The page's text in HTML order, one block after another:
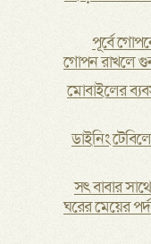
পূর্বে
গোপন রাখলে
মোবাইলের
ডাইনিং
সৎ বাবার
ঘরের মেয়ের